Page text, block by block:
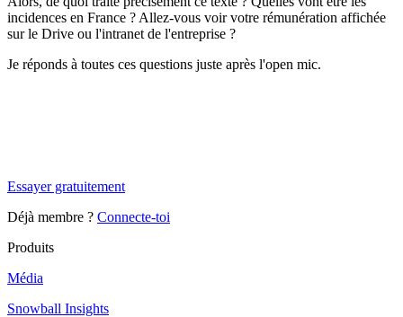
incidences en France ? Allez-vous voir votre rémunération affichée
sur le Drive ou l'intranet de l'entreprise ?
Je réponds à toutes ces questions juste après l'open mic.
Essayer gratuitement
Déjà membre ? Connecte-toi
Produits
Média
Snowball Insights